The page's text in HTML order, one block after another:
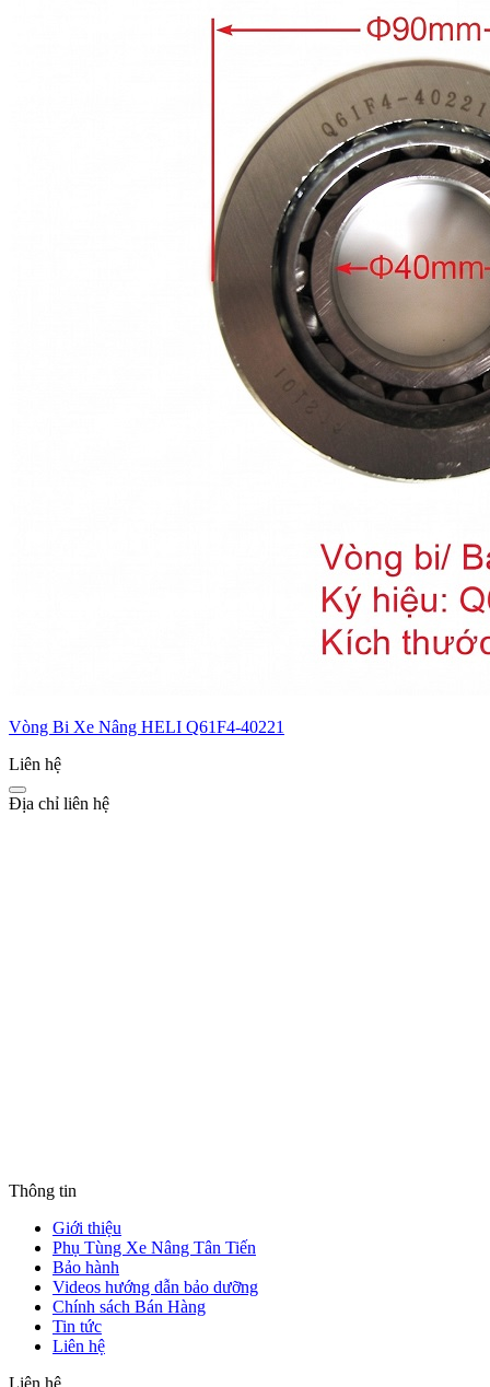
Vòng Bi Xe Nâng HELI Q61F4-40221
Liên hệ
Địa chỉ liên hệ
Thông tin
Giới thiệu
Phụ Tùng Xe Nâng Tân Tiến
Bảo hành
Videos hướng dẫn bảo dưỡng
Chính sách Bán Hàng
Tin tức
Liên hệ
Liên hệ